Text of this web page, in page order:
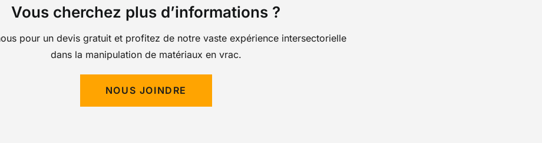
Vous cherchez plus d’informations ?
pour un devis gratuit et profitez de notre vaste expérience intersectorielle
dans la manipulation de matériaux en vrac.
NOUS JOINDRE